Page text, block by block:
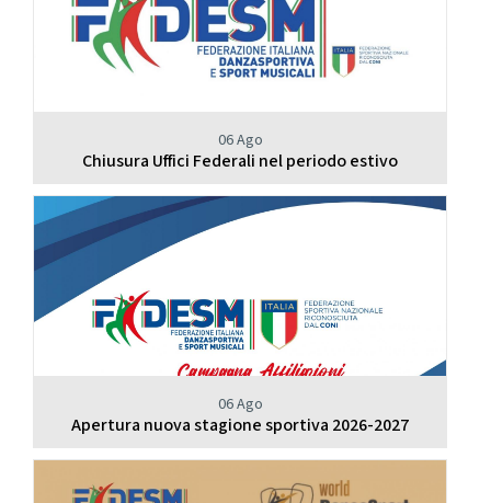
06 Ago
Chiusura Uffici Federali nel periodo estivo
06 Ago
Apertura nuova stagione sportiva 2026-2027